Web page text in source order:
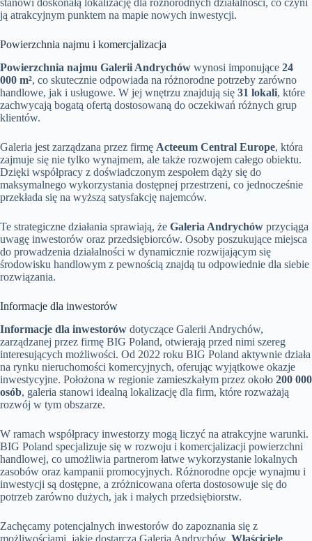
stanowi doskonałą lokalizację dla różnorodnych działalności, co czyni
ją atrakcyjnym punktem na mapie nowych inwestycji.
Powierzchnia najmu i komercjalizacja
Powierzchnia najmu Galerii Andrychów wynosi imponujące 24
000 m², co skutecznie odpowiada na różnorodne potrzeby zarówno
handlowe, jak i usługowe. W jej wnętrzu znajdują się 31 lokali, które
zachwycają bogatą ofertą dostosowaną do oczekiwań różnych grup
klientów.
Galeria jest zarządzana przez firmę Acteeum Central Europe, która
zajmuje się nie tylko wynajmem, ale także rozwojem całego obiektu.
Dzięki współpracy z doświadczonym zespołem dąży się do
maksymalnego wykorzystania dostępnej przestrzeni, co jednocześnie
przekłada się na wyższą satysfakcję najemców.
Te strategiczne działania sprawiają, że Galeria Andrychów przyciąga
uwagę inwestorów oraz przedsiębiorców. Osoby poszukujące miejsca
do prowadzenia działalności w dynamicznie rozwijającym się
środowisku handlowym z pewnością znajdą tu odpowiednie dla siebie
rozwiązania.
Informacje dla inwestorów
Informacje dla inwestorów dotyczące Galerii Andrychów,
zarządzanej przez firmę BIG Poland, otwierają przed nimi szereg
interesujących możliwości. Od 2022 roku BIG Poland aktywnie działa
na rynku nieruchomości komercyjnych, oferując wyjątkowe okazje
inwestycyjne. Położona w regionie zamieszkałym przez około 200 000
osób, galeria stanowi idealną lokalizację dla firm, które rozważają
rozwój w tym obszarze.
W ramach współpracy inwestorzy mogą liczyć na atrakcyjne warunki.
BIG Poland specjalizuje się w rozwoju i komercjalizacji powierzchni
handlowej, co umożliwia partnerom łatwe wykorzystanie lokalnych
zasobów oraz kampanii promocyjnych. Różnorodne opcje wynajmu i
inwestycji są dostępne, a zróżnicowana oferta dostosowuje się do
potrzeb zarówno dużych, jak i małych przedsiębiorstw.
Zachęcamy potencjalnych inwestorów do zapoznania się z
możliwościami, jakie dostarcza Galeria Andrychów. Właściciele